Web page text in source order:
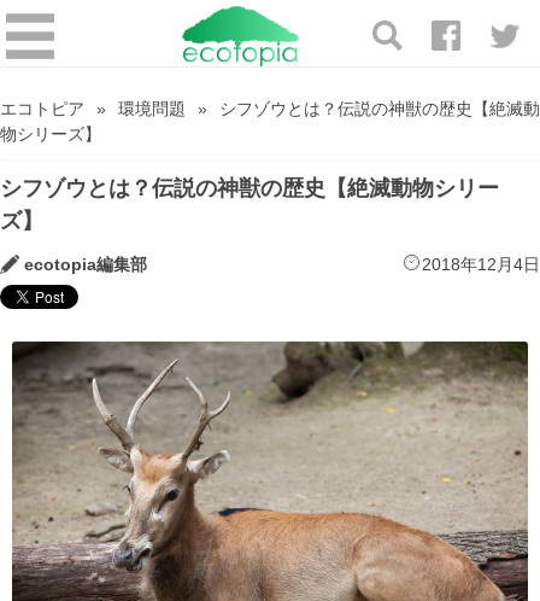
エコトピア 環境問題
シフゾウとは？伝説の神獣の歴史【絶滅動
物シリーズ】
シフゾウとは？伝説の神獣の歴史【絶滅動物シリー
ズ】
ecotopia編集部 2018年12月4日